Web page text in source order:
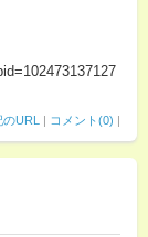
URL | コメント(0) |